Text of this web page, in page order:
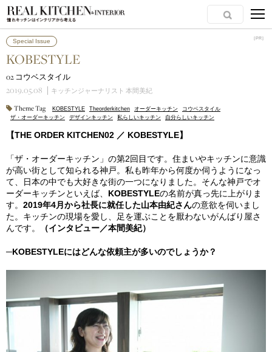
［PR］
［PR］
Special Issue
KOBESTYLE
02 コウベスタイル
2019.05.08 キッチンジャーナリスト 本間美紀
Theme Tag KOBESTYLE Theorderkitchen オーダーキッチン
コウベスタイル
ザ・オーダーキッチン
デザインキッチン 私らしいキッチン 自分らしいキッチン
【THE ORDER KITCHEN02 ／ KOBESTYLE】
「ザ・オーダーキッチン」の第2回目です。住まいやキッチンに意識
が高い街として知られる神戸。私も昨年から何度か伺うようになっ
て、日本の中でも大好きな街の一つになりました。そんな神戸でオ
ーダーキッチンといえば、 KOBESTYLEの名前が真っ先に上がりま
す。 2019年4月から社長に就任した山本由紀さんの意欲を伺いまし
た。キッチンの現場を愛し、足を運ぶことを厭わないがんばり屋さ
んです。
（インタビュー／本間美紀）
─KOBESTYLEにはどんな依頼主が多いのでしょうか？